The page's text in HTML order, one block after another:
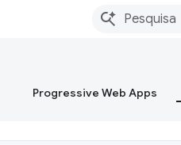
Progressive Web Apps